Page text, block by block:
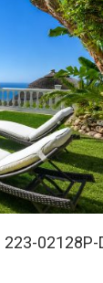
223-02128P-